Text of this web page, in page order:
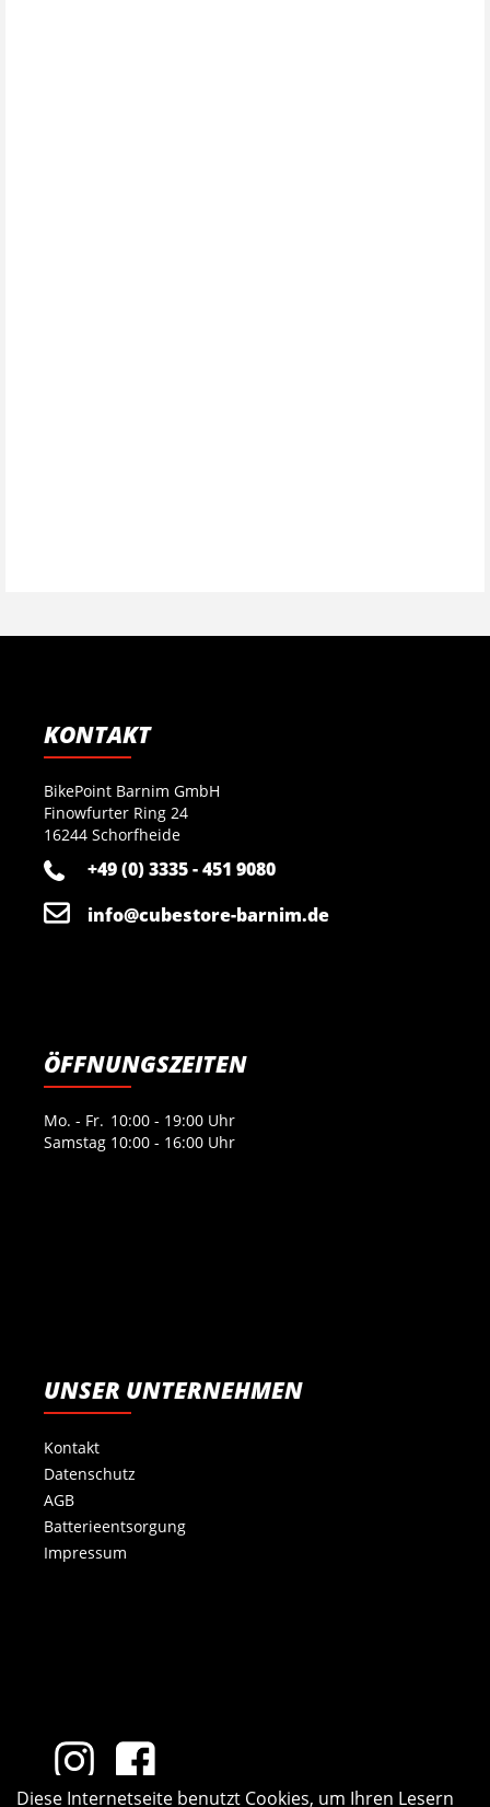
KONTAKT
BikePoint Barnim GmbH
Finowfurter Ring 24
16244 Schorfheide
+49 (0) 3335 - 451 9080
info@cubestore-barnim.de
ÖFFNUNGSZEITEN
Mo. - Fr. 10:00 - 19:00 Uhr
Samstag 10:00 - 16:00 Uhr
UNSER UNTERNEHMEN
Kontakt
Datenschutz
AGB
Batterieentsorgung
Impressum
Diese Internetseite benutzt Cookies, um Ihren Lesern